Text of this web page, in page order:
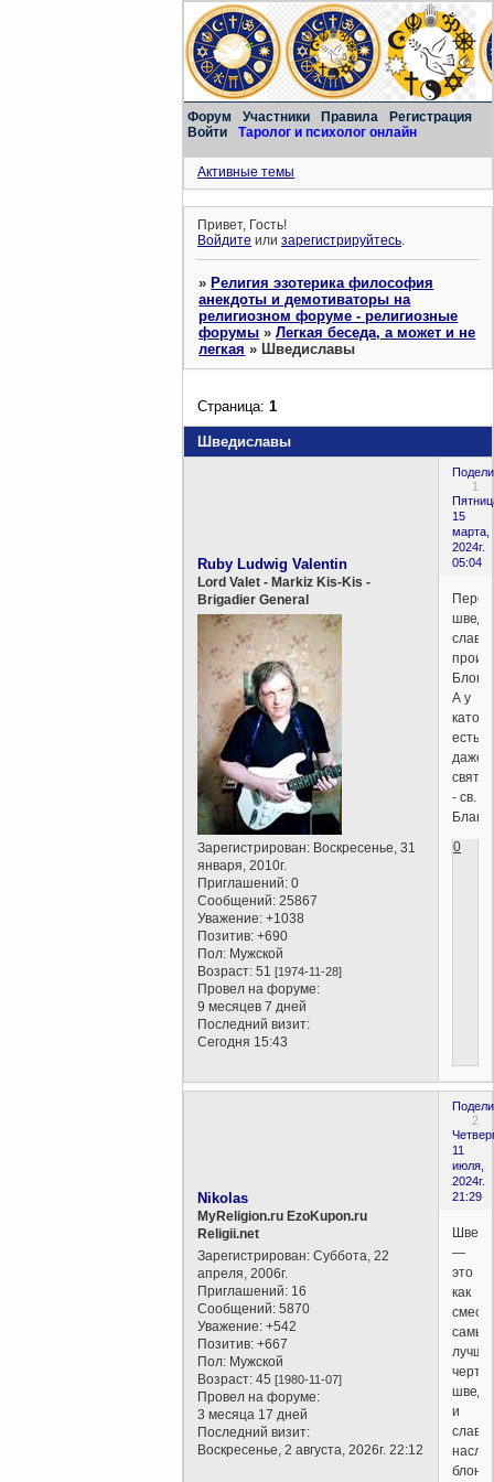
Форум Участники Правила
Регистрация
Войти
Таролог и психолог онлайн
Активные темы
Привет, Гость!
Войдите илизарегистрируйтесь.
»Религия эзотерика философия
анекдоты и демотиваторы на
религиозном форуме - религиозные
форумы »Легкая беседа, а может и не
легкая »Шведиславы
Шведиславы
Страница:1
1
15
марта,
2024г.
05:04
Ruby Ludwig Valentin
Lord Valet - Markiz Kis-Kis -
Brigadier General
Зарегистрирован: Воскресенье, 31
января, 2010г.
Приглашений: 0
Сообщений: 25867
Уважение: +1038
Позитив: +690
Пол: Мужской
Возраст: 51[1974-11-28]
Провел на форуме:
9 месяцев 7 дней
Последний визит:
Сегодня 15:43
А у
есть
даже
святая
- св.
0
2
11
июля,
2024г.
21:29
Nikolas
MyReligion.ru EzoKupon.ru
Religii.net
Зарегистрирован: Суббота, 22
апреля, 2006г.
Приглашений: 16
Сообщений: 5870
Уважение: +542
Позитив: +667
Пол: Мужской
Возраст: 45[1980-11-07]
Провел на форуме:
3 месяца 17 дней
Последний визит:
Воскресенье, 2 августа, 2026г. 22:12
—
это
как
смесь
самых
черт
и